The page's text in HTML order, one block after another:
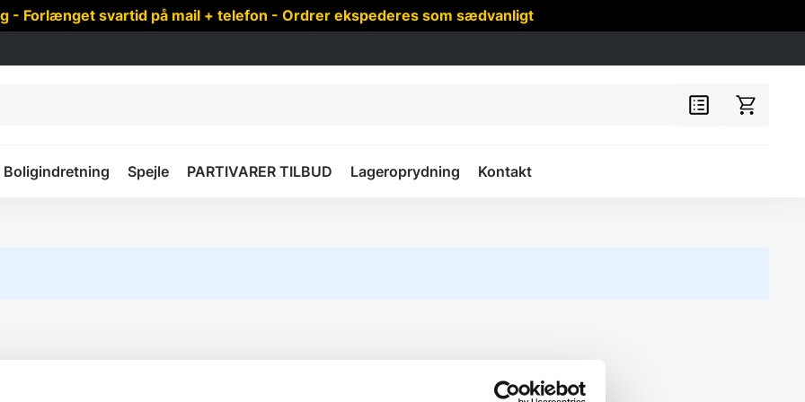
- Forlænget svartid på mail + telefon - Ordrer ekspederes som sædvanligt
Boligindretning Spejle PARTIVARER TILBUD Lageroprydning Kontakt